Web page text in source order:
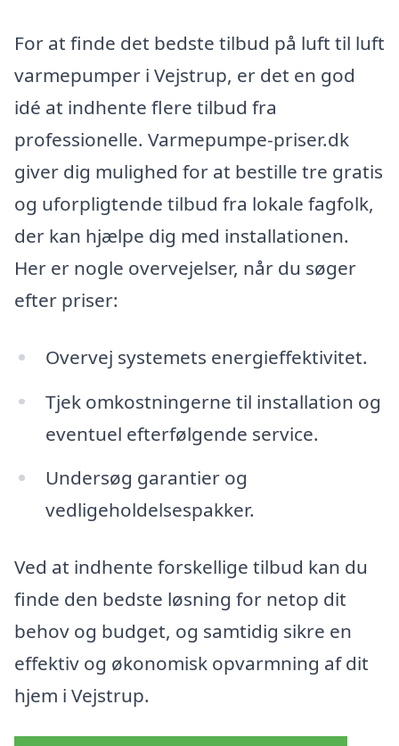
For at finde det bedste tilbud på luft til luft
varmepumper i Vejstrup, er det en god
idé at indhente flere tilbud fra
professionelle. Varmepumpe-priser.dk
giver dig mulighed for at bestille tre gratis
og uforpligtende tilbud fra lokale fagfolk,
der kan hjælpe dig med installationen.
Her er nogle overvejelser, når du søger
efter priser:
Overvej systemets energieffektivitet.
Tjek omkostningerne til installation og
eventuel efterfølgende service.
Undersøg garantier og
vedligeholdelsespakker.
Ved at indhente forskellige tilbud kan du
finde den bedste løsning for netop dit
behov og budget, og samtidig sikre en
effektiv og økonomisk opvarmning af dit
hjem i Vejstrup.